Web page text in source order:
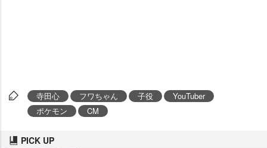
寺田心 フワちゃん 子役
YouTuber
ポケモン
CM
PICK UP